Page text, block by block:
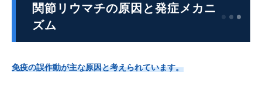
関節リウマチの原因と発症メカニ
ズム
免疫の誤作動が主な原因と考えられています。